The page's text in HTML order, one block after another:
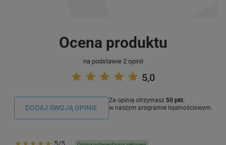
Ocena produktu
na podstawie 2 opinii
5,0
DODAJ SWOJĄ OPINIE
Za opinię otrzymasz 50 pkt.
w naszym programie lojalnościowym.
5/5